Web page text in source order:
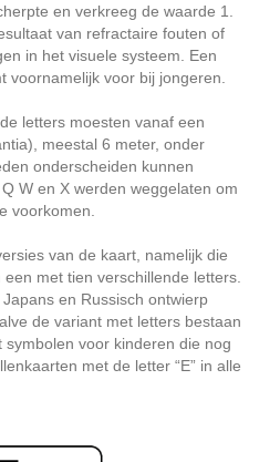
en verkreeg de waarde 1.
van refractaire fouten of
in het visuele systeem. Een
voornamelijk voor bij jongeren.
letters moesten vanaf een
meestal 6 meter, onder
onderscheiden kunnen
W en X werden weggelaten om
voorkomen.
van de kaart, namelijk die
met tien verschillende letters.
en Russisch ontwierp
de variant met letters bestaan
voor kinderen die nog
met de letter “E” in alle